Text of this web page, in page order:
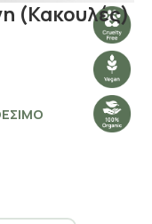
(Κακουλές)